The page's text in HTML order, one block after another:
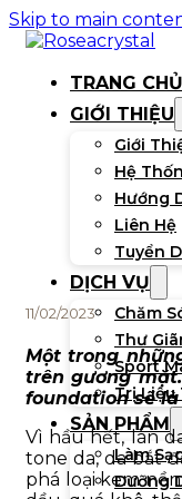
Skip to main
TRANG CHỦ
GIỚI THIỆU
Giới
Hệ
Hướng
Liên Hệ
Tuyển
DỊCH VỤ
Chăm
Thư
Sport
Trị Liệu
SẢN PHẨM
Làm
Dưỡng
11/02/2023
Một trong
trên gương
foundation sẽ
Vì hầu hết, làn
tone da, da bắt
phá loại kem